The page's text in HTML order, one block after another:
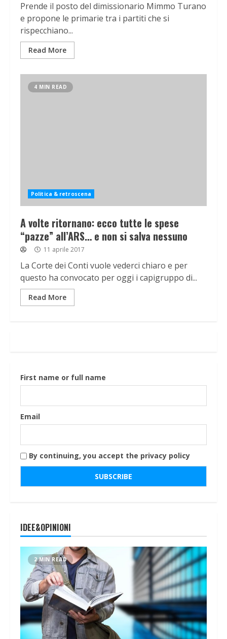
Prende il posto del dimissionario Mimmo Turano
e propone le primarie tra i partiti che si
rispecchiano...
Read More
4 MIN READ
Politica & retroscena
A volte ritornano: ecco tutte le spese
“pazze” all’ARS… e non si salva nessuno
11 aprile 2017
La Corte dei Conti vuole vederci chiaro e per
questo ha convocato per oggi i capigruppo di...
Read More
First name or full name
Email
By continuing, you accept the privacy policy
IDEE&OPINIONI
2 MIN READ